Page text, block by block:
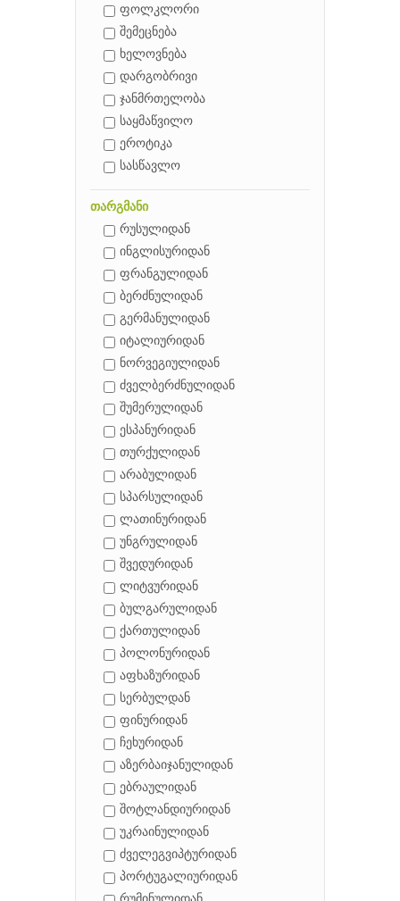
ფოლკლორი
შემეცნება
ხელოვნება
დარგობრივი
ჯანმრთელობა
საყმაწვილო
ეროტიკა
სასწავლო
თარგმანი
რუსულიდან
ინგლისურიდან
ფრანგულიდან
ბერძნულიდან
გერმანულიდან
იტალიურიდან
ნორვეგიულიდან
ძველბერძნულიდან
შუმერულიდან
ესპანურიდან
თურქულიდან
არაბულიდან
სპარსულიდან
ლათინურიდან
უნგრულიდან
შვედურიდან
ლიტვურიდან
ბულგარულიდან
ქართულიდან
პოლონურიდან
აფხაზურიდან
სერბულდან
ფინურიდან
ჩეხურიდან
აზერბაიჯანულიდან
ებრაულიდან
შოტლანდიურიდან
უკრაინულიდან
ძველეგვიპტურიდან
პორტუგალიურიდან